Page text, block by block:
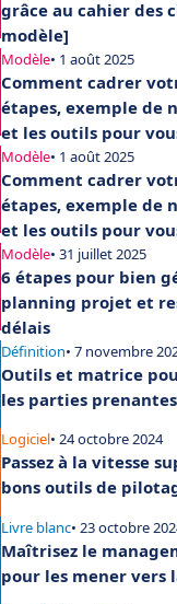
grâce au cahier des
modèle]
Modèle• 1 août 2025
Comment cadrer
étapes, exemple de
et les outils pour
Modèle• 1 août 2025
Comment cadrer
étapes, exemple de
et les outils pour
Modèle• 31 juillet 2025
6 étapes pour bien
planning projet et
délais
Définition• 7 novembre
Outils et matrice
les parties
Logiciel• 24 octobre 2024
Passez à la vitesse
bons outils de
Livre blanc• 23 octobre
Maîtrisez le
pour les mener vers